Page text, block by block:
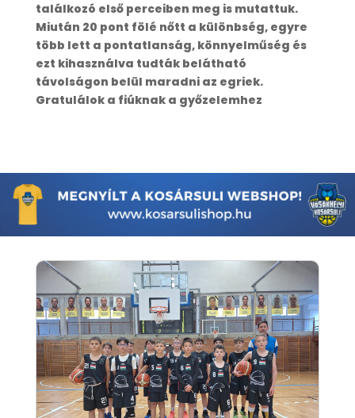
találkozó első perceiben meg is mutattuk.
Miután 20 pont fölé nőtt a különbség, egyre
több lett a pontatlanság, könnyelműség és
ezt kihasználva tudták belátható
távolságon belül maradni az egriek.
Gratulálok a fiúknak a győzelemhez